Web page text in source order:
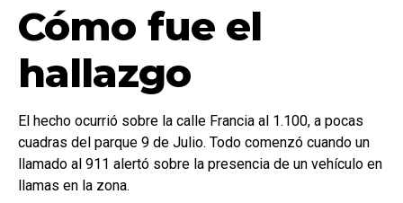
Cómo fue el
hallazgo
El hecho ocurrió sobre la calle Francia al 1.100, a pocas
cuadras del parque 9 de Julio. Todo comenzó cuando un
llamado al 911 alertó sobre la presencia de un vehículo en
llamas en la zona.